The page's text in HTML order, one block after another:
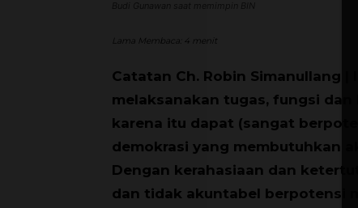
Lama Membaca: 4 menit
Catatan Ch. Robin Simanullang
melaksanakan tugas, fungsi dan
karena itu dapat (sangat
demokrasi yang membutuhkan
Dengan kerahasiaan dan
dan tidak akuntabel berpotensi